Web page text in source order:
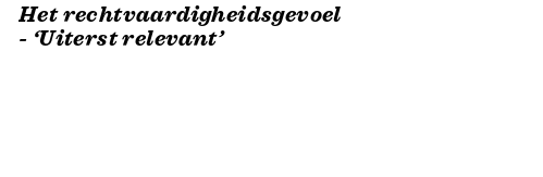
Het rechtvaardigheidsgevoel
- ‘Uiterst relevant’